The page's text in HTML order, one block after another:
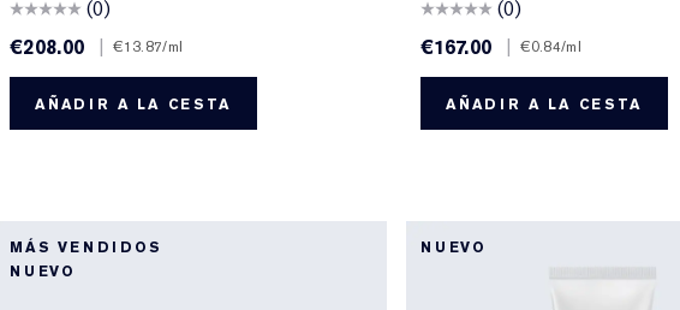
(0)
€208.00
€13.87/ml
AÑADIR A LA CESTA
(0)
€167.00
€0.84/ml
AÑADIR A LA CESTA
MÁS VENDIDOS
NUEVO
NUEVO